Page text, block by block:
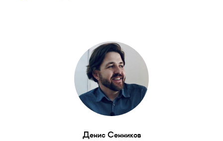
Денис Сенников